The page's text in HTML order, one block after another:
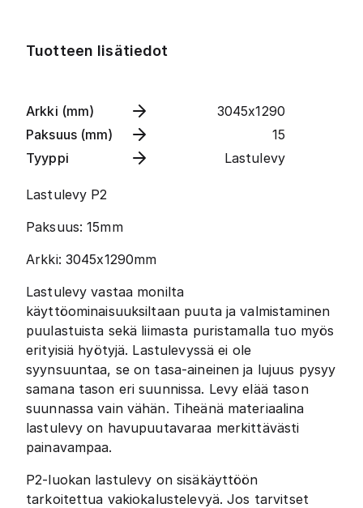
Tuotteen lisätiedot
Arkki (mm)
3045x1290
Paksuus (mm)
15
Tyyppi
Lastulevy
Lastulevy P2
Paksuus: 15mm
Arkki: 3045x1290mm
Lastulevy vastaa monilta
käyttöominaisuuksiltaan puuta ja valmistaminen
puulastuista sekä liimasta puristamalla tuo myös
erityisiä hyötyjä. Lastulevyssä ei ole
syynsuuntaa, se on tasa-aineinen ja lujuus pysyy
samana tason eri suunnissa. Levy elää tason
suunnassa vain vähän. Tiheänä materiaalina
lastulevy on havupuutavaraa merkittävästi
painavampaa.
P2-luokan lastulevy on sisäkäyttöön
tarkoitettua vakiokalustelevyä. Jos tarvitset